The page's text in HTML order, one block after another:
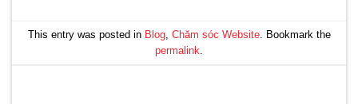
This entry was posted in Blog, Chăm sóc Website. Bookmark the
permalink